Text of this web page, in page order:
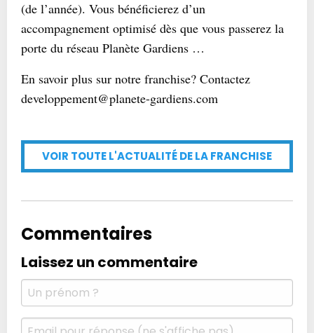
(de l’année). Vous bénéficierez d’un
accompagnement optimisé dès que vous passerez la
porte du réseau Planète Gardiens …
En savoir plus sur notre franchise? Contactez
developpement@planete-gardiens.com
VOIR TOUTE L'ACTUALITÉ DE LA FRANCHISE
Commentaires
Laissez un commentaire